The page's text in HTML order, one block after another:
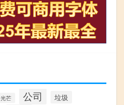
光芒 公司 垃圾